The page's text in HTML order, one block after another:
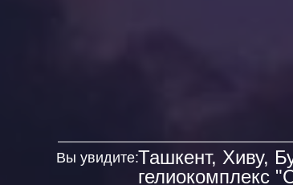
Ташкент, Хиву,
гелиокомплекс
Вы увидите: